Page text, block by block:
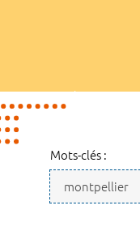
Mots-clés :